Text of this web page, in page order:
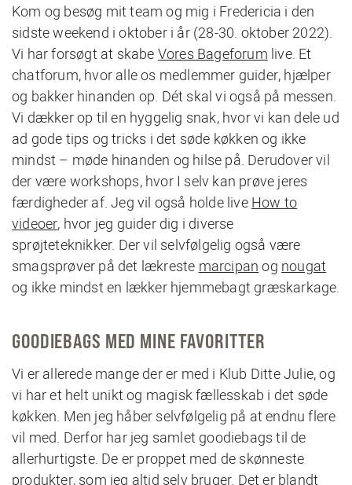
Kom og besøg mit team og mig i Fredericia i den
sidste weekend i oktober i år (28-30. oktober 2022).
Vi har forsøgt at skabe Vores Bageforum live. Et
chatforum, hvor alle os medlemmer guider, hjælper
og bakker hinanden op. Dét skal vi også på messen.
Vi dækker op til en hyggelig snak, hvor vi kan dele ud
ad gode tips og tricks i det søde køkken og ikke
mindst – møde hinanden og hilse på. Derudover vil
der være workshops, hvor I selv kan prøve jeres
færdigheder af. Jeg vil også holde live How to
videoer, hvor jeg guider dig i diverse
sprøjteteknikker. Der vil selvfølgelig også være
smagsprøver på det lækreste marcipan og nougat
og ikke mindst en lækker hjemmebagt græskarkage.
GOODIEBAGS MED MINE FAVORITTER
Vi er allerede mange der er med i Klub Ditte Julie, og
vi har et helt unikt og magisk fællesskab i det søde
køkken. Men jeg håber selvfølgelig på at endnu flere
vil med. Derfor har jeg samlet goodiebags til de
allerhurtigste. De er proppet med de skønneste
produkter, som jeg altid selv bruger. Det er blandt